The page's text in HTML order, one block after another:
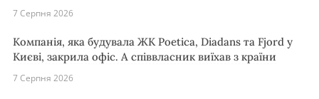
7 Серпня 2026
Компанія, яка будувала ЖК Poetica, Diadans та Fjord у
Києві, закрила офіс. А співвласник виїхав з країни
7 Серпня 2026